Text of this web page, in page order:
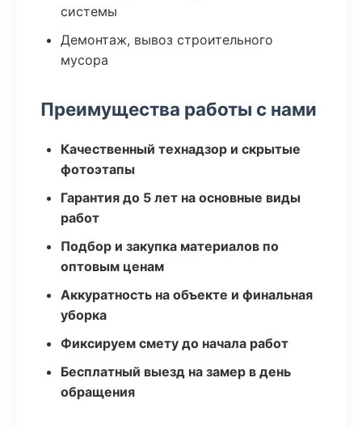
системы
Демонтаж, вывоз строительного
мусора
Преимущества работы с нами
Качественный технадзор и скрытые
фотоэтапы
Гарантия до 5 лет на основные виды
работ
Подбор и закупка материалов по
оптовым ценам
Аккуратность на объекте и финальная
уборка
Фиксируем смету до начала работ
Бесплатный выезд на замер в день
обращения